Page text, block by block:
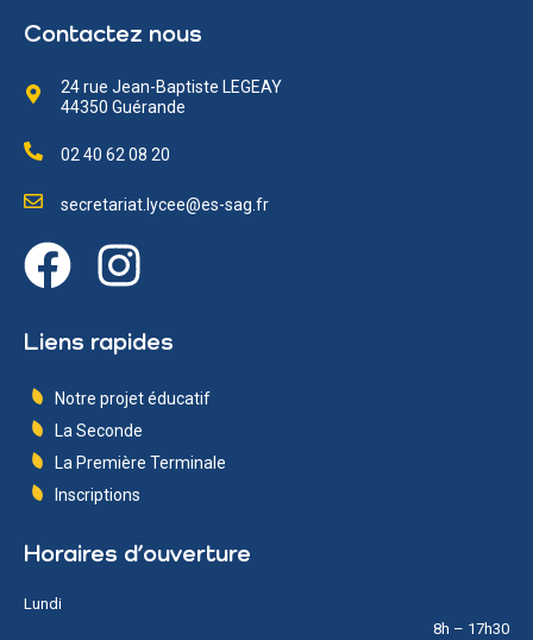
Contactez nous
24 rue Jean-Baptiste LEGEAY
44350 Guérande
02 40 62 08 20
secretariat.lycee@es-sag.fr
Liens rapides
Notre projet éducatif
La Seconde
La Première Terminale
Inscriptions
Horaires d’ouverture
Lundi
8h – 17h30